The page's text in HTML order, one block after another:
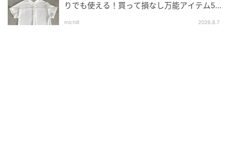
りでも使える！買って損なし万能アイテム5
michill 2026.8.7